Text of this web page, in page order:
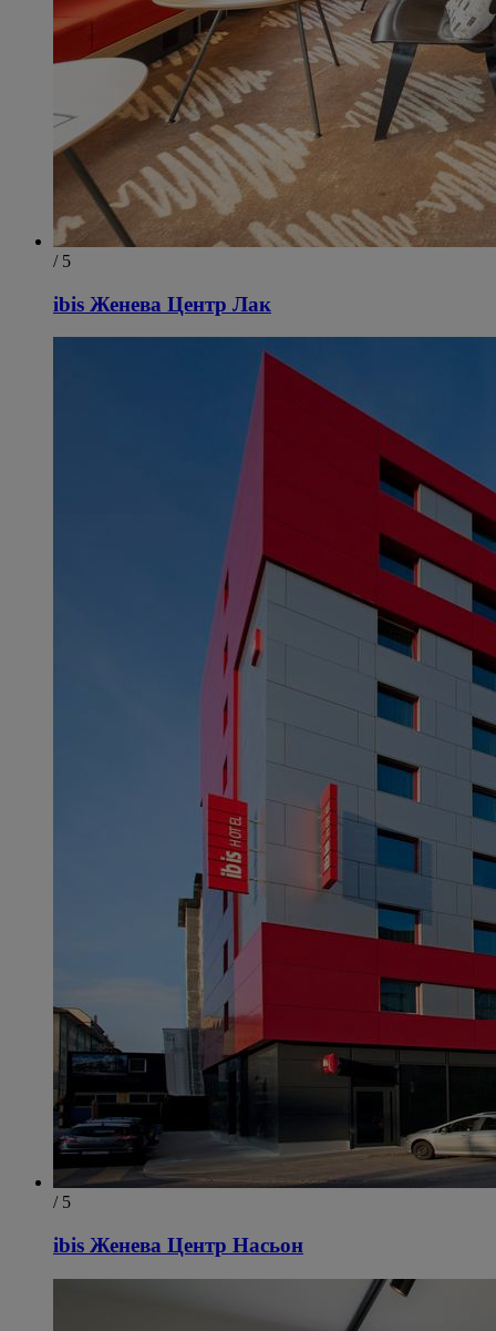
/ 5
ibis Женева Центр Лак
/ 5
ibis Женева Центр Насьон